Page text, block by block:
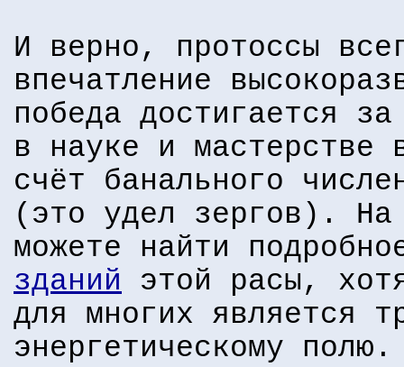
И верно, протоссы
впечатление
победа достигается
в науке и мастерстве
счёт банального
(это удел зергов).
можете найти
зданий этой расы,
для многих является
энергетическому полю.